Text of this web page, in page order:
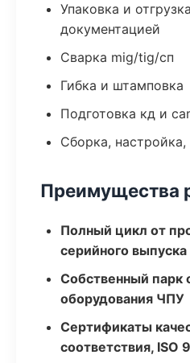
Упаковка и
документацией
Сварка mig/tig/сп
Гибка и штамповка
Подготовка кд и
Сборка,
Преимущества
Полный цикл от
серийного выпуска
Собственный парк
оборудования ЧПУ
Сертификаты
соответствия, ISO